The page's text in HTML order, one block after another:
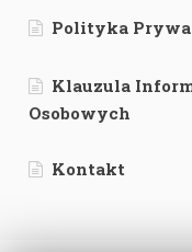
Polityka
Klauzula
Osobowych
Kontakt